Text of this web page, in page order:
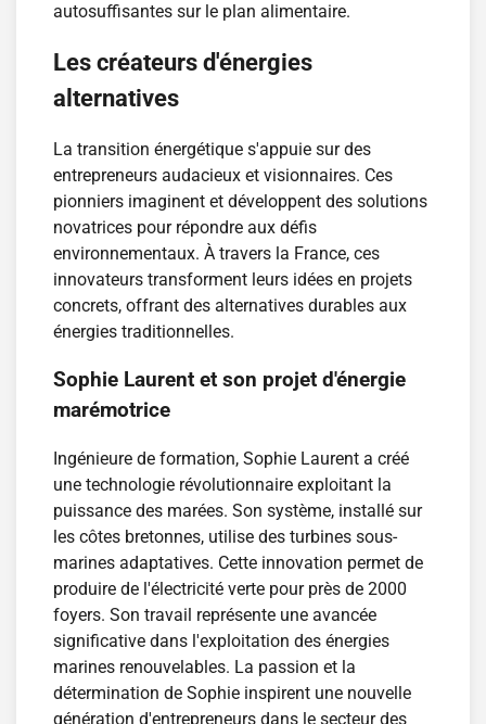
autosuffisantes sur le plan alimentaire.
Les créateurs d'énergies
alternatives
La transition énergétique s'appuie sur des
entrepreneurs audacieux et visionnaires. Ces
pionniers imaginent et développent des solutions
novatrices pour répondre aux défis
environnementaux. À travers la France, ces
innovateurs transforment leurs idées en projets
concrets, offrant des alternatives durables aux
énergies traditionnelles.
Sophie Laurent et son projet d'énergie
marémotrice
Ingénieure de formation, Sophie Laurent a créé
une technologie révolutionnaire exploitant la
puissance des marées. Son système, installé sur
les côtes bretonnes, utilise des turbines sous-
marines adaptatives. Cette innovation permet de
produire de l'électricité verte pour près de 2000
foyers. Son travail représente une avancée
significative dans l'exploitation des énergies
marines renouvelables. La passion et la
détermination de Sophie inspirent une nouvelle
génération d'entrepreneurs dans le secteur des